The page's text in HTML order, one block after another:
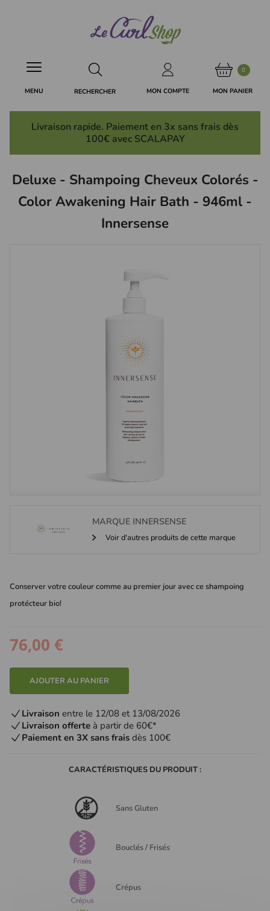
MON COMPTE
0
MON PANIER
RECHERCHER
MENU
Livraison rapide. Paiement en 3x sans frais dès
100€ avec SCALAPAY
Deluxe - Shampoing Cheveux Colorés -
Color Awakening Hair Bath - 946ml -
Innersense
MARQUE INNERSENSE
Voir d'autres produits de cette marque
Conserver votre couleur comme au premier jour avec ce shampoing
protécteur bio!
76,00 €
AJOUTER AU PANIER
Livraison entre le 12/08 et 13/08/2026
Livraison offerte à partir de 60€*
Paiement en 3X sans frais dès 100€
CARACTÉRISTIQUES DU PRODUIT :
Sans Gluten
Bouclés / Frisés
Crépus